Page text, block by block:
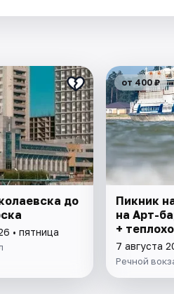
до
• пятница
от 400 ₽
Пикник
на Арт-
+
7 августа
Речной